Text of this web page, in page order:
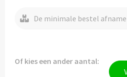
De minimale bestel
Of kies een ander aantal: